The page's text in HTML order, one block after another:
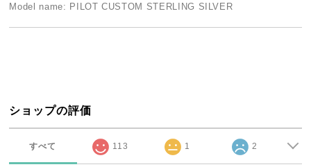
Model name: PILOT CUSTOM STERLING SILVER
ショップの評価
すべて 113 1 2